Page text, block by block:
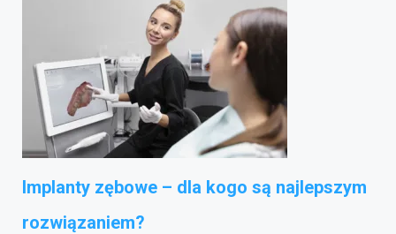
Implanty zębowe – dla kogo są najlepszym
rozwiązaniem?